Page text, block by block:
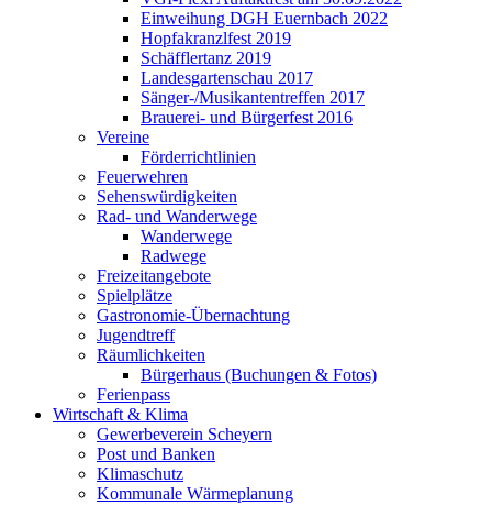
Einweihung DGH Euernbach 2022
Hopfakranzlfest 2019
Schäfflertanz 2019
Landesgartenschau 2017
Sänger-/Musikantentreffen 2017
Brauerei- und Bürgerfest 2016
Vereine
Förderrichtlinien
Feuerwehren
Sehenswürdigkeiten
Rad- und Wanderwege
Wanderwege
Radwege
Freizeitangebote
Spielplätze
Gastronomie-Übernachtung
Jugendtreff
Räumlichkeiten
Bürgerhaus (Buchungen & Fotos)
Ferienpass
Wirtschaft & Klima
Gewerbeverein Scheyern
Post und Banken
Klimaschutz
Kommunale Wärmeplanung